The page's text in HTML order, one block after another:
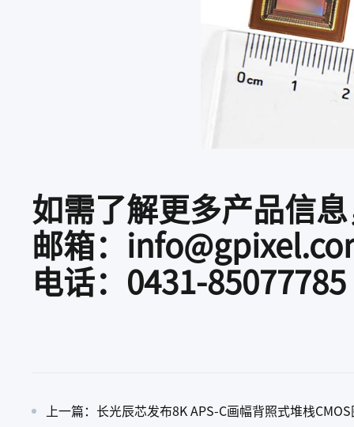
如需了解更多产品信
邮箱：
电话：0431-85077785
上一篇：长光辰芯发布8K APS-C画幅背照式堆栈